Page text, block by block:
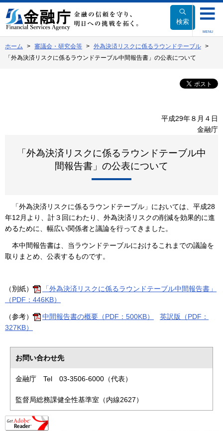
文
へ
動
検索
MENU
ホーム 審議会・研究会等
外為決済リスクに係るラウンドテーブル
「外為決済リスクに係るラウンドテーブル中間報告書」の公表について
平成29年８月４日
金融庁
「外為決済リスクに係るラウンドテーブル中
間報告書」の公表について
「外為決済リスクに係るラウンドテーブル」においては、平成28
年12月より、計３回にわたり、外為決済リスクの削減を効果的に進
めるために、幅広い関係者と議論を行ってきました。
本中間報告書は、当ラウンドテーブルにおけるこれまでの議論を
取りまとめ、公表するものです。
（別紙）
「外為決済リスクに係るラウンドテーブル中間報告書」
（PDF：446KB）
（参考） 中間報告書の概要（PDF：500KB）
英訳版（PDF：
327KB）
お問い合わせ先
金融庁 Tel 03-3506-6000（代表）
監督局総務課健全性基準室（内線2627）